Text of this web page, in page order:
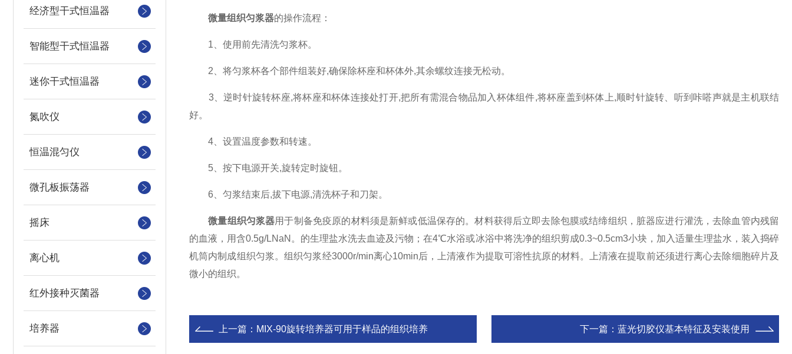
经济型干式恒温器
智能型干式恒温器
迷你干式恒温器
氮吹仪
恒温混匀仪
微孔板振荡器
摇床
离心机
红外接种灭菌器
培养器
微量组织匀浆器的操作流程：
1、使用前先清洗匀浆杯。
2、将匀浆杯各个部件组装好,确保除杯座和杯体外,其余螺纹连接无松动。
3、逆时针旋转杯座,将杯座和杯体连接处打开,把所有需混合物品加入杯体组件,将杯座盖到杯体上,顺时针旋转、听到咔嗒声就是主机联结
好。
4、设置温度参数和转速。
5、按下电源开关,旋转定时旋钮。
6、匀浆结束后,拔下电源,清洗杯子和刀架。
微量组织匀浆器用于制备免疫原的材料须是新鲜或低温保存的。材料获得后立即去除包膜或结缔组织，脏器应进行灌洗，去除血管内残留
的血液，用含0.5g/LNaN。的生理盐水洗去血迹及污物；在4℃水浴或冰浴中将洗净的组织剪成0.3~0.5cm3小块，加入适量生理盐水，装入捣碎
机筒内制成组织匀浆。组织匀浆经3000r/min离心10min后，上清液作为提取可溶性抗原的材料。上清液在提取前还须进行离心去除细胞碎片及
微小的组织。
上一篇： MIX-90旋转培养器可用于样品的组织培养 下一篇： 蓝光切胶仪基本特征及安装使用